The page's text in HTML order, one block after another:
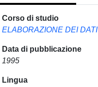
Corso di studio
ELABORAZIONE DEI DATI
Data di pubblicazione
1995
Lingua